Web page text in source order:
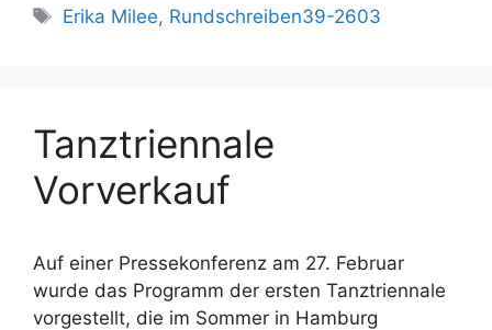
Schlagwörter
Erika Milee, Rundschreiben39-2603
Tanztriennale
Vorverkauf
Auf einer Pressekonferenz am 27. Februar
wurde das Programm der ersten Tanztriennale
vorgestellt, die im Sommer in Hamburg